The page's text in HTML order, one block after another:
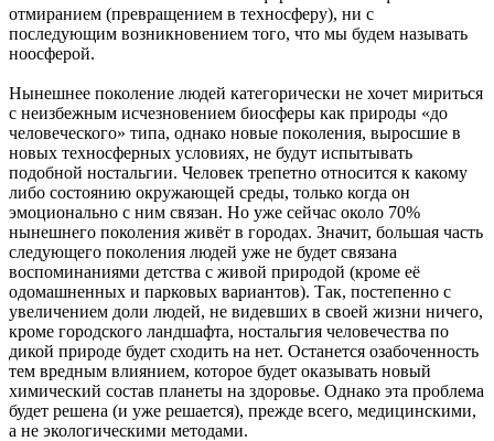
отмиранием (превращением в техносферу), ни с
последующим возникновением того, что мы будем называть
ноосферой.
Нынешнее поколение людей категорически не хочет мириться
с неизбежным исчезновением биосферы как природы «до
человеческого» типа, однако новые поколения, выросшие в
новых техносферных условиях, не будут испытывать
подобной ностальгии. Человек трепетно относится к какому
либо состоянию окружающей среды, только когда он
эмоционально с ним связан. Но уже сейчас около 70%
нынешнего поколения живёт в городах. Значит, большая часть
следующего поколения людей уже не будет связана
воспоминаниями детства с живой природой (кроме её
одомашненных и парковых вариантов). Так, постепенно с
увеличением доли людей, не видевших в своей жизни ничего,
кроме городского ландшафта, ностальгия человечества по
дикой природе будет сходить на нет. Останется озабоченность
тем вредным влиянием, которое будет оказывать новый
химический состав планеты на здоровье. Однако эта проблема
будет решена (и уже решается), прежде всего, медицинскими,
а не экологическими методами.